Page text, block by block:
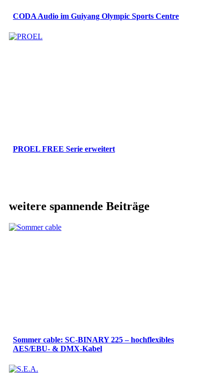
CODA Audio im Guiyang Olympic Sports Centre
PROEL FREE Serie erweitert
weitere spannende Beiträge
Sommer cable: SC-BINARY 225 – hochflexibles
AES/EBU- & DMX-Kabel